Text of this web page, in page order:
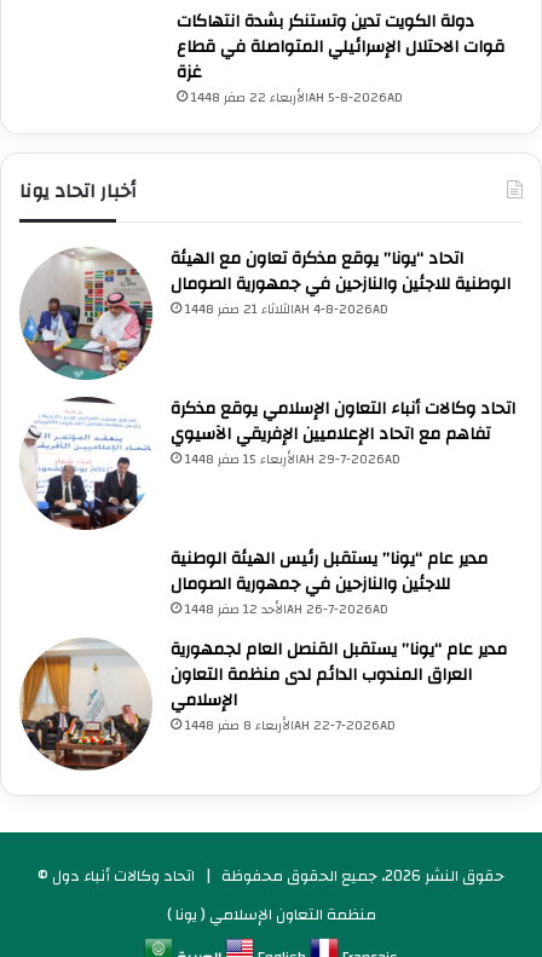
دولة الكويت تدين وتستنكر بشدة انتهاكات
قوات الاحتلال الإسرائيلي المتواصلة في قطاع
غزة
الأربعاء 22 صفر 1448AH 5-8-2026AD
أخبار اتحاد يونا
اتحاد “يونا” يوقع مذكرة تعاون مع الهيئة
الوطنية للاجئين والنازحين في جمهورية الصومال
الثلاثاء 21 صفر 1448AH 4-8-2026AD
اتحاد وكالات أنباء التعاون الإسلامي يوقع مذكرة
تفاهم مع اتحاد الإعلاميين الإفريقي الآسيوي
الأربعاء 15 صفر 1448AH 29-7-2026AD
مدير عام “يونا” يستقبل رئيس الهيئة الوطنية
للاجئين والنازحين في جمهورية الصومال
الأحد 12 صفر 1448AH 26-7-2026AD
مدير عام “يونا” يستقبل القنصل العام لجمهورية
العراق المندوب الدائم لدى منظمة التعاون
الإسلامي
الأربعاء 8 صفر 1448AH 22-7-2026AD
© حقوق النشر 2026، جميع الحقوق محفوظة |
اتحاد وكالات أنباء دول
منظمة التعاون الإسلامي ( يونا )
📰 أسئلة من منصة (UNA)